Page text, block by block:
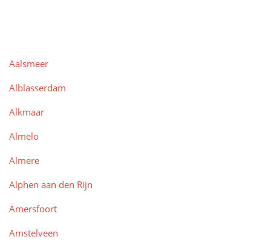
Aalsmeer
Alblasserdam
Alkmaar
Almelo
Almere
Alphen aan den Rijn
Amersfoort
Amstelveen